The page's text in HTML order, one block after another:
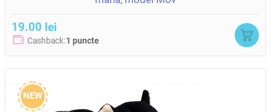
19.00 lei
Cashback:1 puncte
NEW